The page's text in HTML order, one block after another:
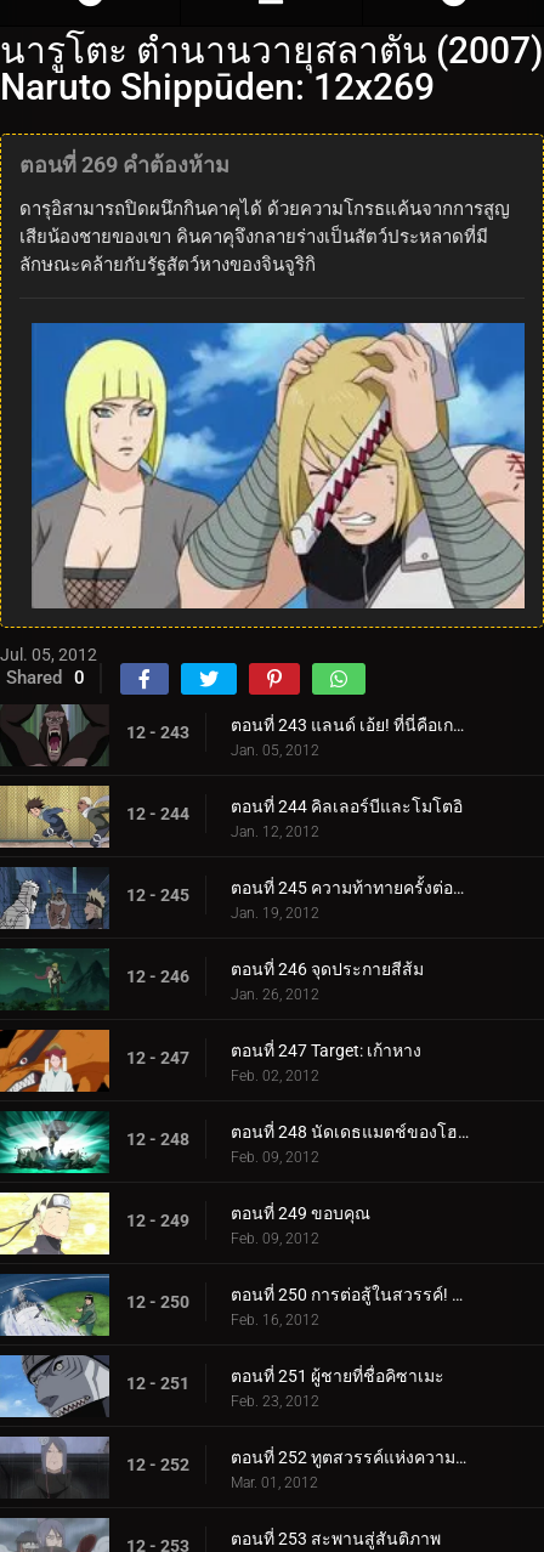
นารูโตะ ตำนานวายุสลาตัน (2007)
Naruto Shippūden: 12x269
ตอนที่ 269 คำต้องห้าม
ดารุอิสามารถปิดผนึกกินคาคุได้ ด้วยความโกรธแค้นจากการสูญ
เสียน้องชายของเขา คินคาคุจึงกลายร่างเป็นสัตว์ประหลาดที่มี
ลักษณะคล้ายกับรัฐสัตว์หางของจินจูริกิ
Jul. 05, 2012
Shared 0
12 - 243 ตอนที่ 243 แลนด์ เอ้ย! ที่นี่คือเกาะสวรรค์ใช่ไหม?
Jan. 05, 2012
12 - 244 ตอนที่ 244 คิลเลอร์บีและโมโตอิ
Jan. 12, 2012
12 - 245 ตอนที่ 245 ความท้าทายครั้งต่อไป! นารูโตะ ปะทะ เก้าหาง!
Jan. 19, 2012
12 - 246 ตอนที่ 246 จุดประกายสีส้ม
Jan. 26, 2012
12 - 247 ตอนที่ 247 Target: เก้าหาง
Feb. 02, 2012
12 - 248 ตอนที่ 248 นัดเดธแมตช์ของโฮคาเงะรุ่นที่ 4!
Feb. 09, 2012
12 - 249 ตอนที่ 249 ขอบคุณ
Feb. 09, 2012
12 - 250 ตอนที่ 250 การต่อสู้ในสวรรค์! สัตว์ร้ายปะทะสัตว์ประหลาด!
Feb. 16, 2012
12 - 251 ตอนที่ 251 ผู้ชายที่ชื่อคิซาเมะ
Feb. 23, 2012
12 - 252 ตอนที่ 252 ทูตสวรรค์แห่งความตาย
Mar. 01, 2012
12 - 253 ตอนที่ 253 สะพานสู่สันติภาพ